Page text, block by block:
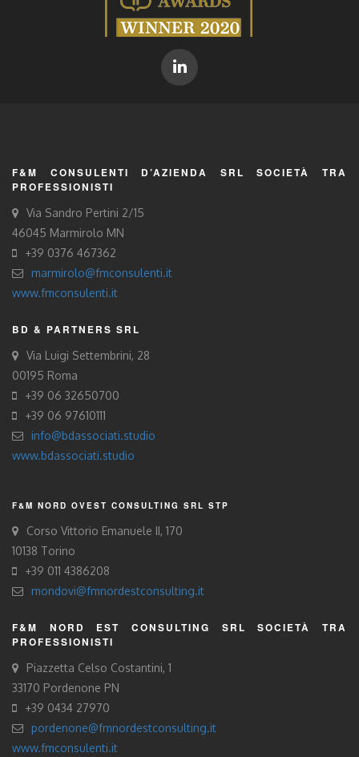
F&M CONSULENTI D’AZIENDA SRL SOCIETÀ TRA
PROFESSIONISTI
Via Sandro Pertini 2/15
46045 Marmirolo MN
+39 0376 467362
marmirolo@fmconsulenti.it
www.fmconsulenti.it
BD & PARTNERS SRL
Via Luigi Settembrini, 28
00195 Roma
+39 06 32650700
+39 06 97610111
info@bdassociati.studio
www.bdassociati.studio
F&M NORD OVEST CONSULTING SRL STP
Corso Vittorio Emanuele II, 170
10138 Torino
+39 011 4386208
mondovi@fmnordestconsulting.it
F&M NORD EST CONSULTING SRL SOCIETÀ TRA
PROFESSIONISTI
Piazzetta Celso Costantini, 1
33170 Pordenone PN
+39 0434 27970
pordenone@fmnordestconsulting.it
www.fmconsulenti.it